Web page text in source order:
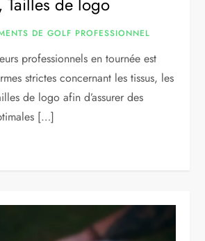
DE GOLF PROFESSIONNEL
professionnels en tournée est
strictes concernant les tissus, les
de logo afin d’assurer des
[…]